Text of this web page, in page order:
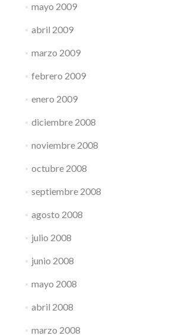
mayo 2009
abril 2009
marzo 2009
febrero 2009
enero 2009
diciembre 2008
noviembre 2008
octubre 2008
septiembre 2008
agosto 2008
julio 2008
junio 2008
mayo 2008
abril 2008
marzo 2008